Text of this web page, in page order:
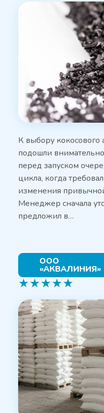
К выбору кокосового
подошли
перед запуском
цикла, когда
изменения
Менеджер сначала
предложил в…
ООО
«АКВАЛИНИЯ»
★★★★★